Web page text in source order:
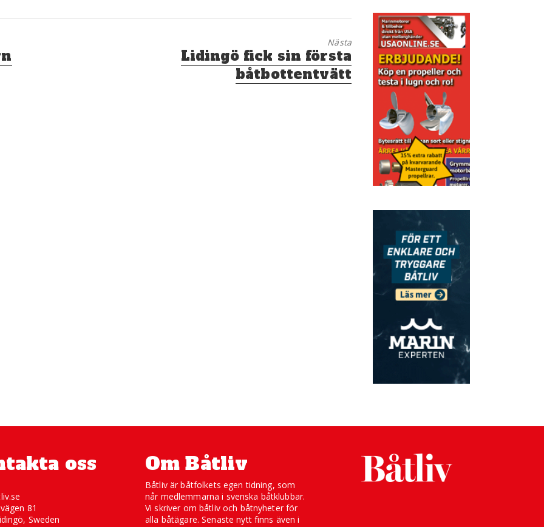
Nästa
Nästa
inlägg:
Lidingö fick sin första
båtbottentvätt
oss
81
Sweden
Om Båtliv
Båtliv är båtfolkets egen tidning, som
når medlemmarna i svenska båtklubbar.
Vi skriver om båtliv och båtnyheter för
alla båtägare. Senaste nytt finns även i